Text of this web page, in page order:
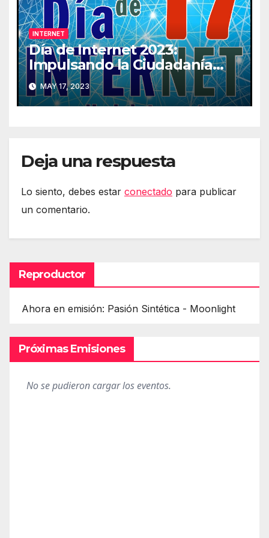
INTERNET
Día de Internet 2023:
Impulsando la Ciudadanía
Digital
MAY 17, 2023
Deja una respuesta
Lo siento, debes estar conectado para publicar
un comentario.
Reproductor
Ahora en emisión: Pasión Sintética - Moonlight
Próximas Emisiones